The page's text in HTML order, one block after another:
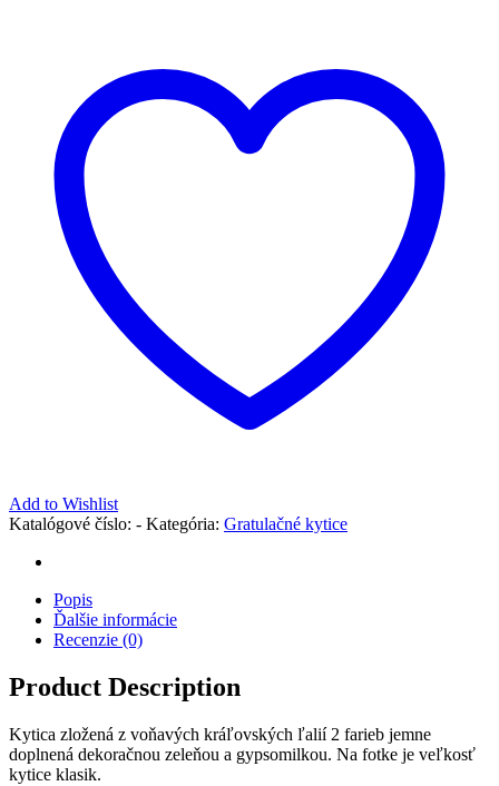
Add to Wishlist
Katalógové číslo: - Kategória: Gratulačné kytice
Popis
Ďalšie informácie
Recenzie (0)
Product Description
Kytica zložená z voňavých kráľovských ľalií 2 farieb jemne
doplnená dekoračnou zeleňou a gypsomilkou. Na fotke je veľkosť
kytice klasik.